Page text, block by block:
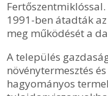
Fertőszentmiklóssal.
1991-ben átadták
meg működését a
A település
növénytermesztés
hagyományos